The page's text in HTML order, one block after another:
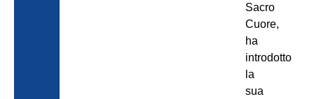
Sacro
Cuore,
ha
introdotto
la
sua